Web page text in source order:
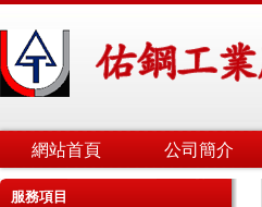
網站首頁 公司簡介
服務項目